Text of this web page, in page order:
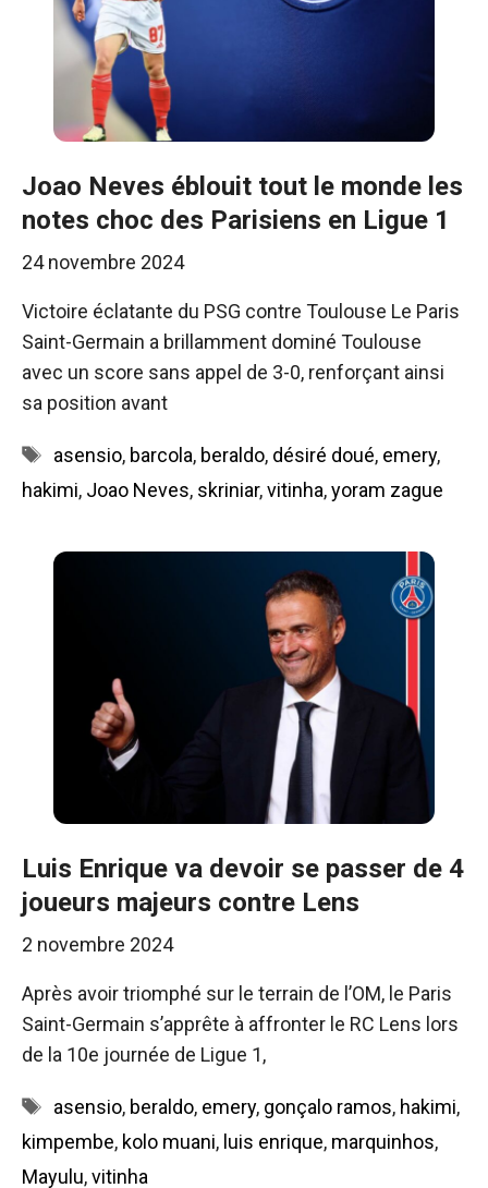
Joao Neves éblouit tout le monde les
notes choc des Parisiens en Ligue 1
24 novembre 2024
Victoire éclatante du PSG contre Toulouse Le Paris
Saint-Germain a brillamment dominé Toulouse
avec un score sans appel de 3-0, renforçant ainsi
sa position avant
Étiquettes
asensio, barcola, beraldo, désiré doué, emery,
hakimi, Joao Neves, skriniar,vitinha,yoram zague
Luis Enrique va devoir se passer de 4
joueurs majeurs contre Lens
2 novembre 2024
Après avoir triomphé sur le terrain de l’OM, le Paris
Saint-Germain s’apprête à affronter le RC Lens lors
de la 10e journée de Ligue 1,
Étiquettes
asensio, beraldo, emery, gonçalo ramos, hakimi,
kimpembe, kolo muani, luis enrique, marquinhos,
Mayulu,vitinha